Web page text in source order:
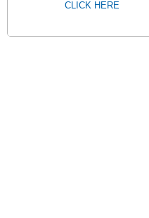
CLICK HERE